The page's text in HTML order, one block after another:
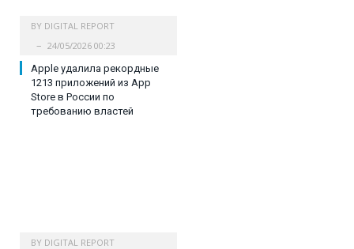
BY DIGITAL REPORT
24/05/2026 00:23
Apple удалила рекордные
1213 приложений из App
Store в России по
требованию властей
BY DIGITAL REPORT